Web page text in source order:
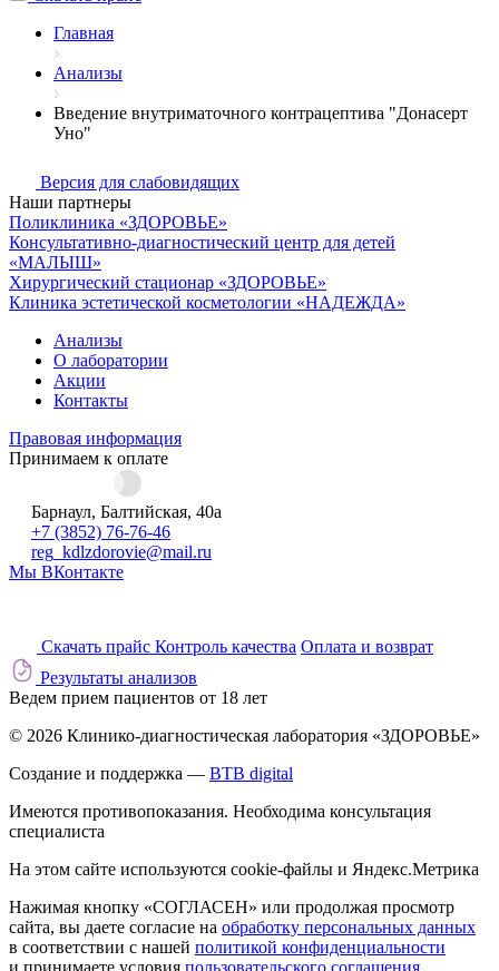
Главная
Анализы
Введение внутриматочного контрацептива "Донасерт
Уно"
Версия для слабовидящих
Наши партнеры
Поликлиника «ЗДОРОВЬЕ»
Консультативно-диагностический центр для детей
«МАЛЫШ»
Хирургический стационар «ЗДОРОВЬЕ»
Клиника эстетической косметологии «НАДЕЖДА»
Анализы
О лаборатории
Акции
Контакты
Правовая информация
Принимаем к оплате
Барнаул, Балтийская, 40а
+7 (3852) 76-76-46
reg_kdlzdorovie@mail.ru
Мы ВКонтакте
Скачать прайс Контроль качества Оплата и возврат
Результаты анализов
Ведем прием пациентов от 18 лет
© 2026 Клинико-диагностическая лаборатория «ЗДОРОВЬЕ»
Создание и поддержка — BTB digital
Имеются противопоказания. Необходима консультация
специалиста
На этом сайте используются cookie-файлы и Яндекс.Метрика
Нажимая кнопку «СОГЛАСЕН» или продолжая просмотр
сайта, вы даете согласие на обработку персональных данных
в соответствии с нашей политикой конфиденциальности
и принимаете условия пользовательского соглашения